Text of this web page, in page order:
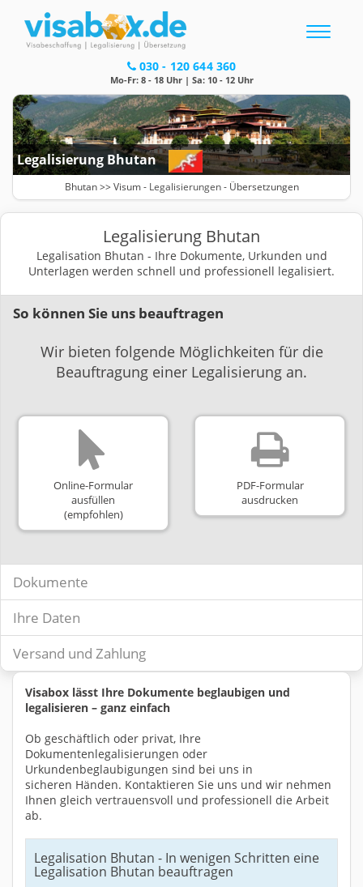
Toggle
030 - 120 644 360
Mo-Fr: 8 - 18 Uhr | Sa: 10 - 12 Uhr
Legalisierung Bhutan
Bhutan >> Visum- Legalisierungen- Übersetzungen
Legalisierung Bhutan
Legalisation Bhutan - Ihre Dokumente, Urkunden und
Unterlagen werden schnell und professionell legalisiert.
So können Sie uns beauftragen
Wir bieten folgende Möglichkeiten für die
Beauftragung einer Legalisierung an.
Online-Formular
ausfüllen
(empfohlen)
PDF-Formular
ausdrucken
Dokumente
Ihre Daten
Versand und Zahlung
Visabox lässt Ihre Dokumente beglaubigen und
legalisieren – ganz einfach
Ob geschäftlich oder privat, Ihre
Dokumentenlegalisierungen oder
Urkundenbeglaubigungen sind bei uns in
sicheren Händen. Kontaktieren Sie uns und wir nehmen
Ihnen gleich vertrauensvoll und professionell die Arbeit
ab.
Legalisation Bhutan - In wenigen Schritten eine
Legalisation Bhutan beauftragen